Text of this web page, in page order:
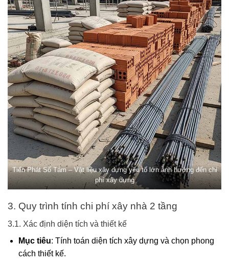
Tiến Phát Số Tám – Vật liệu xây dựng yếu tố lớn ảnh hưởng đến chi
phí xây dựng
3. Quy trình tính chi phí xây nhà 2 tầng
3.1. Xác định diện tích và thiết kế
Mục tiêu: Tính toán diện tích xây dựng và chọn phong
cách thiết kế.